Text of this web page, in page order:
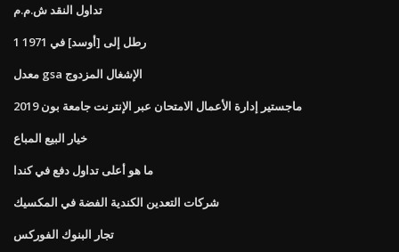
تداول النقد ش.م.م
1 رطل إلى [أوسد] في 1971
معدل gsa الإشغال المزدوج
ماجستير إدارة الأعمال الامتحان عبر الإنترنت جامعة بون 2019
خيار البيع المباع
ما هو أعلى تداول دفع في كندا
شركات التعدين الكندية الفضة في المكسيك
تجار البنوك الفوركس